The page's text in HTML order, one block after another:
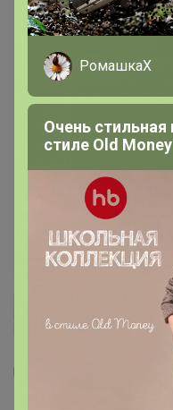
РомашкаХ
Очень
стиле Old